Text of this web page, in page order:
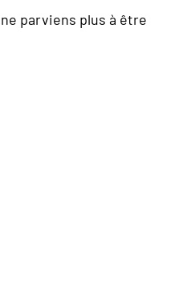
parviens plus à être